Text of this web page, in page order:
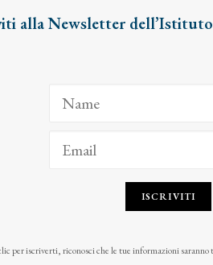
alla Newsletter
ISCRIVITI
per iscriverti, riconosci che le tue informazioni saranno